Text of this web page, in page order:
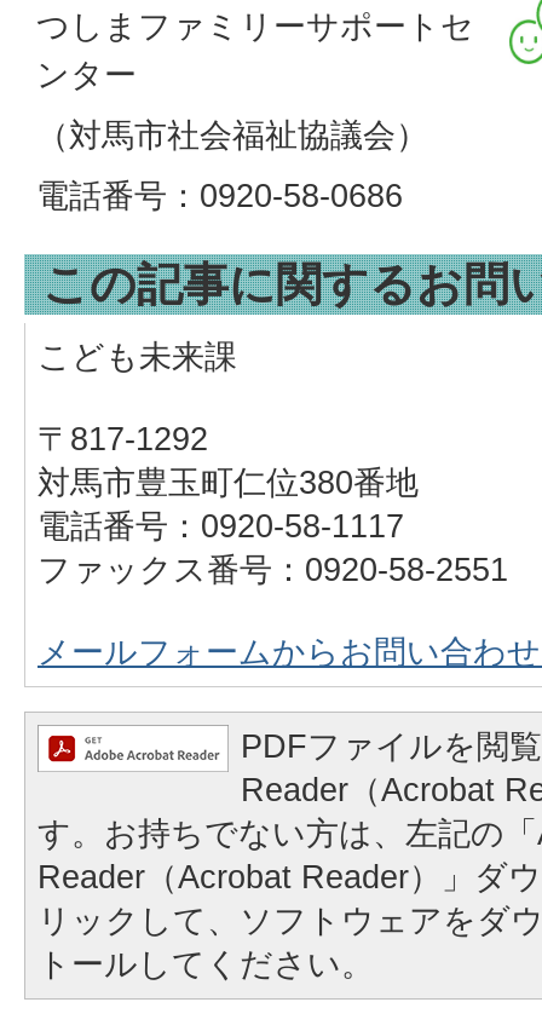
つしまファミリーサポートセ
ンター
（対馬市社会福祉協議会）
電話番号：0920-58-0686
この記事に関するお問
こども未来課
〒817-1292
対馬市豊玉町仁位380番地
電話番号：0920-58-1117
ファックス番号：0920-58-2551
メールフォームからお問い合わ
PDFファイルを閲
Reader（Acrobat
す。お持ちでない方は、左記の
Reader（Acrobat Reader）」ダ
リックして、ソフトウェアをダ
トールしてください。